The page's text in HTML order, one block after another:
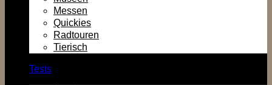
Messen
Quickies
Radtouren
Tierisch
Tests